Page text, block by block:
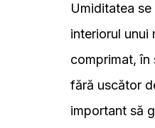
Umiditatea
interiorul unui
comprimat, în
fără uscător
important să